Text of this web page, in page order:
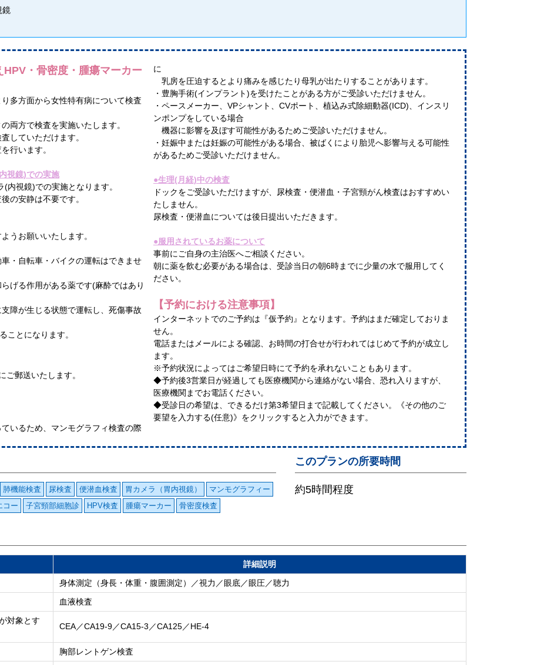
鏡
HPV・骨密度・腫瘍マーカー
多方面から女性特有病について検査
両方で検査を実施いたします。
していただけます。
行います。
視鏡)での実施
(内視鏡)での実施となります。
の安静は不要です。
うお願いいたします。
・自転車・バイクの運転はできませ
げる作用がある薬です(麻酔ではあり
障が生じる状態で運転し、死傷事故
ことになります。
ご郵送いたします。
いるため、マンモグラフィ検査の際
に
乳房を圧迫するとより痛みを感じたり母乳が出たりすることがあります。
・豊胸手術(インプラント)を受けたことがある方がご受診いただけません。
・ペースメーカー、VPシャント、CVポート、植込み式除細動器(ICD)、インスリ
ンポンプをしている場合
機器に影響を及ぼす可能性があるためご受診いただけません。
・妊娠中または妊娠の可能性がある場合、被ばくにより胎児へ影響与える可能性
があるためご受診いただけません。
●生理(月経)中の検査
ドックをご受診いただけますが、尿検査・便潜血・子宮頸がん検査はおすすめい
たしません。
尿検査・便潜血については後日提出いただきます。
●服用されているお薬について
事前にご自身の主治医へご相談ください。
朝に薬を飲む必要がある場合は、受診当日の朝6時までに少量の水で服用してく
ださい。
【予約における注意事項】
インターネットでのご予約は『仮予約』となります。予約はまだ確定しておりま
せん。
電話またはメールによる確認、お時間の打合せが行われてはじめて予約が成立し
ます。
※予約状況によってはご希望日時にて予約を承れないこともあります。
◆予約後3営業日が経過しても医療機関から連絡がない場合、恐れ入りますが、
医療機関までお電話ください。
◆受診日の希望は、できるだけ第3希望日まで記載してください。《その他のご
要望を入力する(任意)》をクリックすると入力ができます。
このプランの所要時間
約5時間程度
肺機能検査 尿検査 便潜血検査 胃カメラ（胃内視鏡）
マンモグラフィー
コー 子宮頸部細胞診 HPV検査 腫瘍マーカー 骨密度検査
詳細説明
身体測定（身長・体重・腹囲測定）／視力／眼底／眼圧／聴力
血液検査
対象とす
CEA／CA19-9／CA15-3／CA125／HE-4
胸部レントゲン検査